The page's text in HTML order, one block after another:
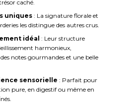
caché.
uniques : La signature florale et
les distingue des autres crus.
idéal : Leur structure
harmonieux,
notes gourmandes et une belle
sensorielle : Parfait pour
pure, en digestif ou même en